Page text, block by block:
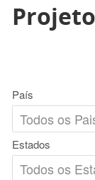
País
Estados